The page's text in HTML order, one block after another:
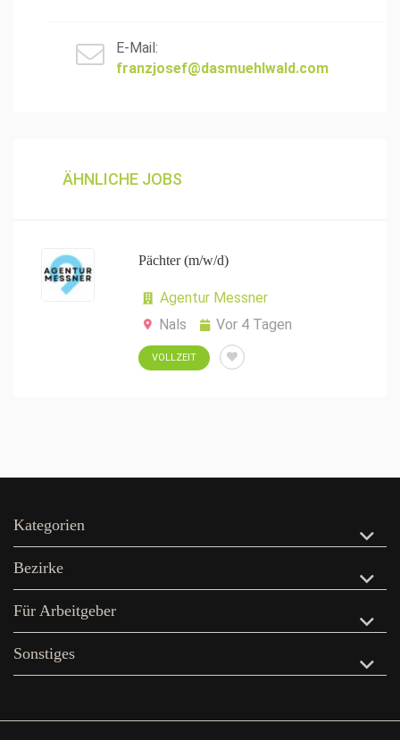
E-Mail:
franzjosef@dasmuehlwald.com
ÄHNLICHE JOBS
Pächter (m/w/d)
Agentur Messner
Nals
Vor 4 Tagen
VOLLZEIT
Kategorien
Bezirke
Für Arbeitgeber
Sonstiges